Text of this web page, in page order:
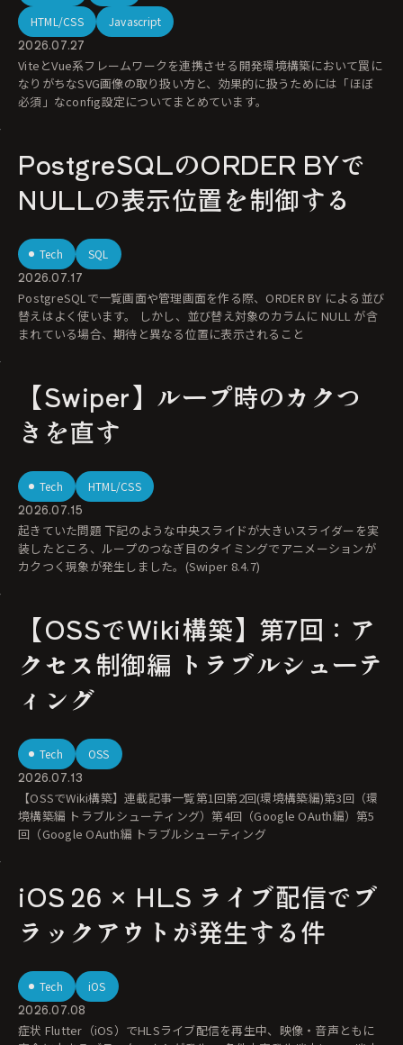
HTML/CSS
Javascript
2026.07.27
ViteとVue系フレームワークを連携させる開発環境構築において罠に
なりがちなSVG画像の取り扱い方と、効果的に扱うためには「ほぼ
必須」なconfig設定についてまとめています。
PostgreSQLのORDER BYで
NULLの表示位置を制御する
Tech SQL
2026.07.17
PostgreSQLで一覧画面や管理画面を作る際、ORDER BY による並び
替えはよく使います。 しかし、並び替え対象のカラムに NULL が含
まれている場合、期待と異なる位置に表示されること
【Swiper】ループ時のカクつ
きを直す
Tech HTML/CSS
2026.07.15
起きていた問題 下記のような中央スライドが大きいスライダーを実
装したところ、ループのつなぎ目のタイミングでアニメーションが
カクつく現象が発生しました。(Swiper 8.4.7)
【OSSでWiki構築】第7回：ア
クセス制御編 トラブルシューテ
ィング
Tech OSS
2026.07.13
【OSSでWiki構築】連載記事一覧第1回第2回(環境構築編)第3回（環
境構築編 トラブルシューティング）第4回（Google OAuth編）第5
回（Google OAuth編 トラブルシューティング
iOS 26 × HLS ライブ配信でブ
ラックアウトが発生する件
Tech iOS
2026.07.08
症状 Flutter（iOS）でHLSライブ配信を再生中、映像・音声ともに